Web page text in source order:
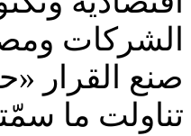
الشركات
صنع القرار
تناولت ما